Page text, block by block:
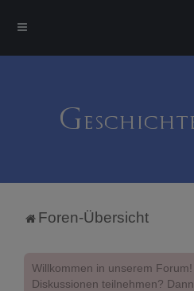
Foren-Übersicht
Willkommen in unserem
Diskussionen teilnehmen?